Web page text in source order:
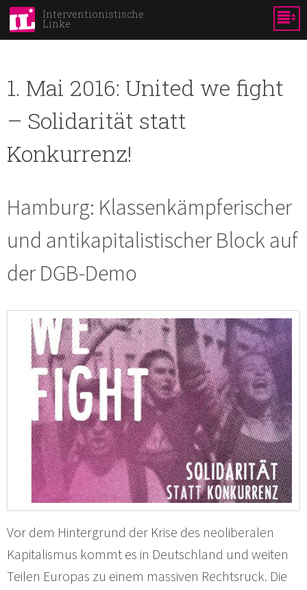
Skip to
content
Interventionistische
Linke
1. Mai 2016: United we fight
– Solidarität statt
Konkurrenz!
Hamburg: Klassenkämpferischer
und antikapitalistischer Block auf
der DGB-Demo
Vor dem Hintergrund der Krise des neoliberalen
Kapitalismus kommt es in Deutschland und weiten
Teilen Europas zu einem massiven Rechtsruck. Die